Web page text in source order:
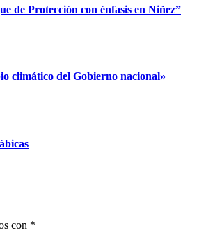
de Protección con énfasis en Niñez”
climático del Gobierno nacional»
con *